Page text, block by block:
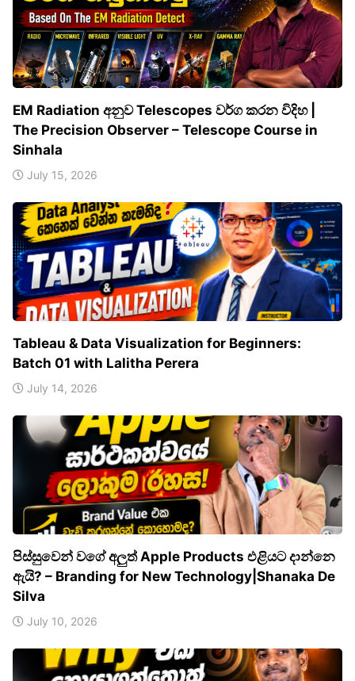
EM Radiation අනුව Telescopes වර්ග කරන විදිහ |
The Precision Observer – Telescope Course in
Sinhala
July 15, 2026
Tableau & Data Visualization for Beginners:
Batch 01 with Lalitha Perera
July 14, 2026
පිස්සුවෙන් වගේ අලුත් Apple Products එළියට දාන්නෙ
ඇයි? – Branding for New Technology|Shanaka De
Silva
July 10, 2026